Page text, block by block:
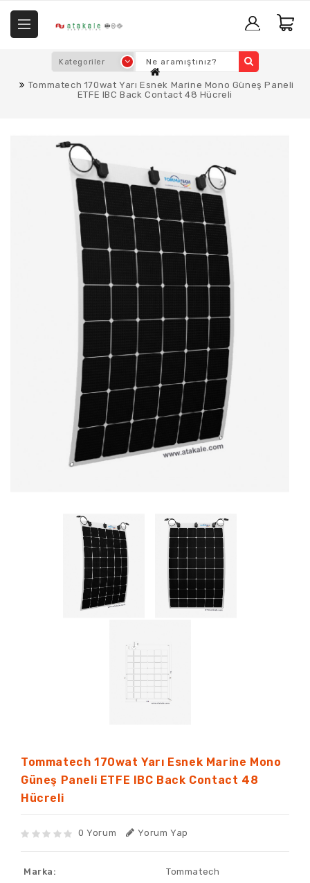
Tommatech 170wat Yarı Esnek Marine Mono Güneş Paneli
ETFE IBC Back Contact 48 Hücreli
Tommatech 170wat Yarı Esnek Marine Mono
Güneş Paneli ETFE IBC Back Contact 48
Hücreli
0 Yorum Yorum Yap
Marka:
Tommatech